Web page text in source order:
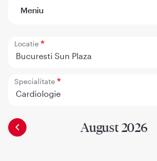
Meniu
Locatie
Bucuresti Sun Plaza
Specialitate
Cardiologie
August 2026